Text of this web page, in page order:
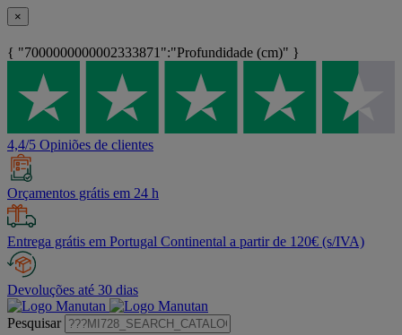
×
{ "7000000000002333871":"Profundidade (cm)" }
4,4/5 Opiniões de clientes
Orçamentos grátis em 24 h
Entrega grátis em Portugal Continental a partir de 120€ (s/IVA)
Devoluções até 30 dias
Pesquisar